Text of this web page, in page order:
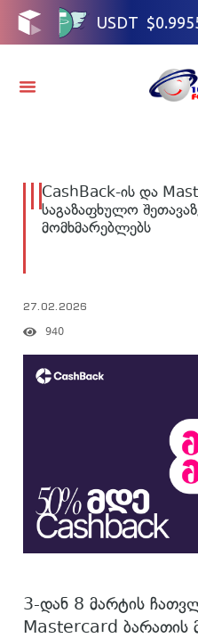
CashBack-ის და
საგაზაფხულო
მომხმარებლებს
27.02.2026
940
3-დან 8 მარტის
Mastercard